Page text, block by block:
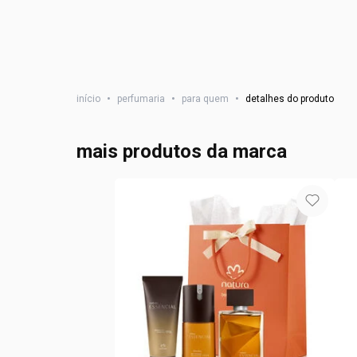
início • perfumaria • para quem • detalhes do produto
mais produtos da marca